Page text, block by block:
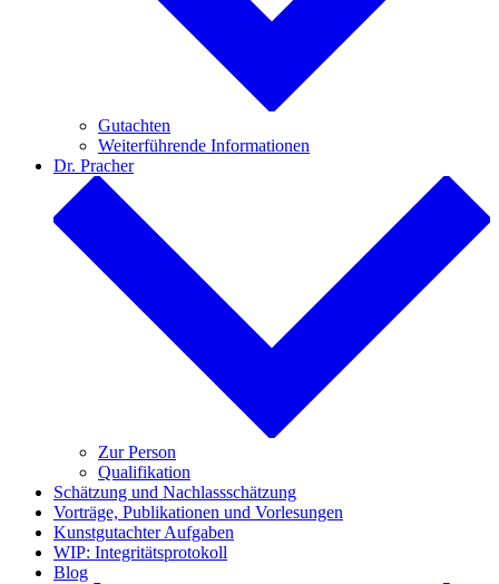
Gutachten
Weiterführende Informationen
Dr. Pracher
Zur Person
Qualifikation
Schätzung und Nachlassschätzung
Vorträge, Publikationen und Vorlesungen
Kunstgutachter Aufgaben
WIP: Integritätsprotokoll
Blog